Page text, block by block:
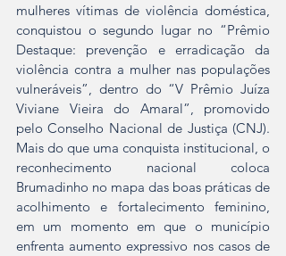
mulheres vítimas de violência doméstica,
conquistou o segundo lugar no “Prêmio
Destaque: prevenção e erradicação da
violência contra a mulher nas populações
vulneráveis”, dentro do “V Prêmio Juíza
Viviane Vieira do Amaral”, promovido
pelo Conselho Nacional de Justiça (CNJ).
Mais do que uma conquista institucional, o
reconhecimento nacional coloca
Brumadinho no mapa das boas práticas de
acolhimento e fortalecimento feminino,
em um momento em que o município
enfrenta aumento expressivo nos casos de